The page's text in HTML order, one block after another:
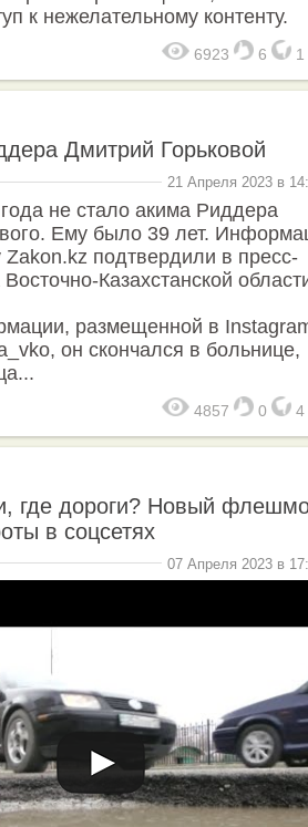
к нежелательному контенту.
6923 6 1
Дмитрий Горьковой
21 Апреля 2023 в
не стало акима Риддера
Ему было 39 лет.
Zakon.kz подтвердили в пресс-
Казахстанской
размещенной в
он скончался в больнице,
4857 0 4
где дороги? Новый
в соцсетях
07 Апреля 2023 в